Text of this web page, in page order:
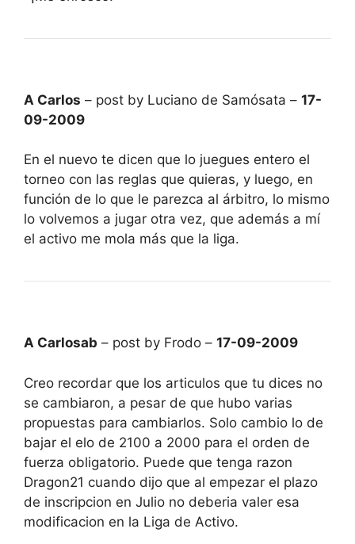
A Carlos – post by Luciano de Samósata – 17-
09-2009
En el nuevo te dicen que lo juegues entero el
torneo con las reglas que quieras, y luego, en
función de lo que le parezca al árbitro, lo mismo
lo volvemos a jugar otra vez, que además a mí
el activo me mola más que la liga.
A Carlosab – post by Frodo – 17-09-2009
Creo recordar que los articulos que tu dices no
se cambiaron, a pesar de que hubo varias
propuestas para cambiarlos. Solo cambio lo de
bajar el elo de 2100 a 2000 para el orden de
fuerza obligatorio. Puede que tenga razon
Dragon21 cuando dijo que al empezar el plazo
de inscripcion en Julio no deberia valer esa
modificacion en la Liga de Activo.